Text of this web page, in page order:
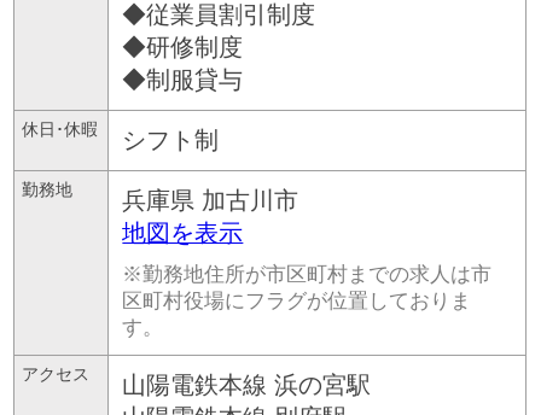
◆従業員割引制度
◆研修制度
◆制服貸与
休日･休暇 シフト制
勤務地 兵庫県 加古川市
地図を表示
※勤務地住所が市区町村までの求人は市
区町村役場にフラグが位置しておりま
す。
アクセス
山陽電鉄本線 浜の宮駅